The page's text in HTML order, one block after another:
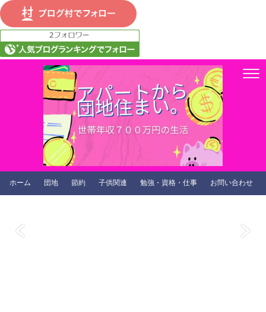
ホーム 団地 節約 子供関連 勉強・資格・仕事 お問い合わせ